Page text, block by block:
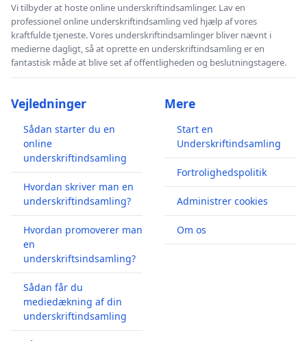
Vi tilbyder at hoste online underskriftindsamlinger. Lav en
professionel online underskriftindsamling ved hjælp af vores
kraftfulde tjeneste. Vores underskriftindsamlinger bliver nævnt i
medierne dagligt, så at oprette en underskriftindsamling er en
fantastisk måde at blive set af offentligheden og beslutningstagere.
Vejledninger
Sådan starter du en
online
underskriftindsamling
Hvordan skriver man en
underskriftindsamling?
Hvordan promoverer man
en
underskriftsindsamling?
Sådan får du
mediedækning af din
underskriftindsamling
Mere
Start en
Underskriftindsamling
Fortrolighedspolitik
Administrer cookies
Om os